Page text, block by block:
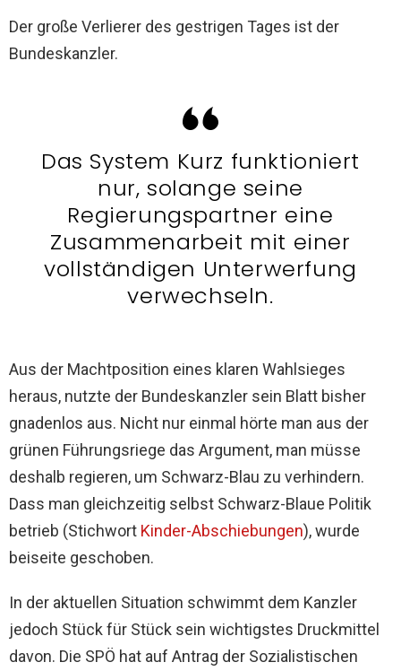
Der große Verlierer des gestrigen Tages ist der
Bundeskanzler.
Das System Kurz funktioniert
nur, solange seine
Regierungspartner eine
Zusammenarbeit mit einer
vollständigen Unterwerfung
verwechseln.
Aus der Machtposition eines klaren Wahlsieges
heraus, nutzte der Bundeskanzler sein Blatt bisher
gnadenlos aus. Nicht nur einmal hörte man aus der
grünen Führungsriege das Argument, man müsse
deshalb regieren, um Schwarz-Blau zu verhindern.
Dass man gleichzeitig selbst Schwarz-Blaue Politik
betrieb (Stichwort Kinder-Abschiebungen), wurde
beiseite geschoben.
In der aktuellen Situation schwimmt dem Kanzler
jedoch Stück für Stück sein wichtigstes Druckmittel
davon. Die SPÖ hat auf Antrag der Sozialistischen